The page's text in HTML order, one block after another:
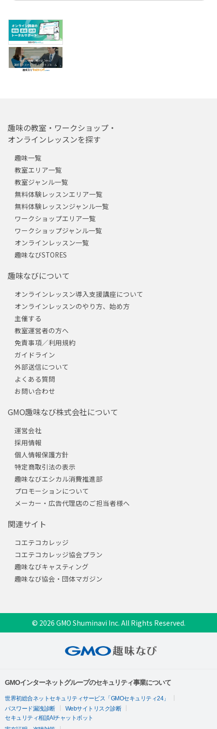
趣味の教室・ワークショップ・
オンラインレッスンを探す
趣味一覧
教室エリア一覧
教室ジャンル一覧
無料体験レッスンエリア一覧
無料体験レッスンジャンル一覧
ワークショップエリア一覧
ワークショップジャンル一覧
オンラインレッスン一覧
趣味なびSTORES
趣味なびについて
オンラインレッスン導入支援講座について
オンラインレッスンのやり方、始め方
主催する
教室運営者の方へ
免責事項／利用規約
ガイドライン
外部送信について
よくある質問
お問い合わせ
GMO趣味なび株式会社について
運営会社
採用情報
個人情報保護方針
特定商取引法の表示
趣味なびエシカル消費推進部
プロモーションについて
メーカー・広告代理店のご担当者様へ
関連サイト
コエテコカレッジ
コエテコカレッジ協会プラン
趣味なびキャスティング
趣味なび協会・団体マガジン
© 2026 GMO Shuminavi Inc. All Rights Reserved.